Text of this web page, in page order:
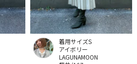
着用サイズS
アイボリー
LAGUNAMOON